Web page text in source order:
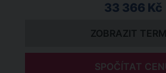
33 366 Kč
ZOBRAZIT
SPOČÍTAT